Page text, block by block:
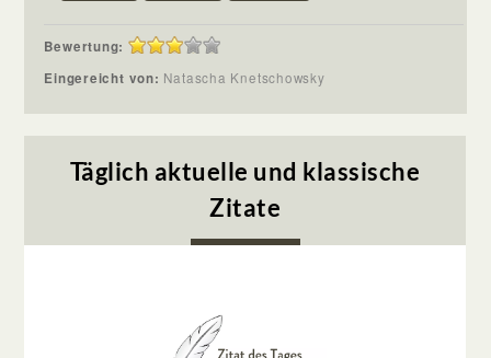
Bewertung:
Eingereicht von: Natascha Knetschowsky